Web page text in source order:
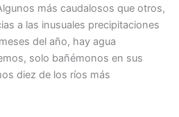
más caudalosos que otros,
a las inusuales precipitaciones
del año, hay agua
solo bañémonos en sus
diez de los ríos más